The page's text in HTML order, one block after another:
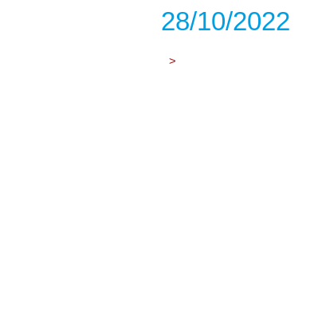
28/10/2022
>